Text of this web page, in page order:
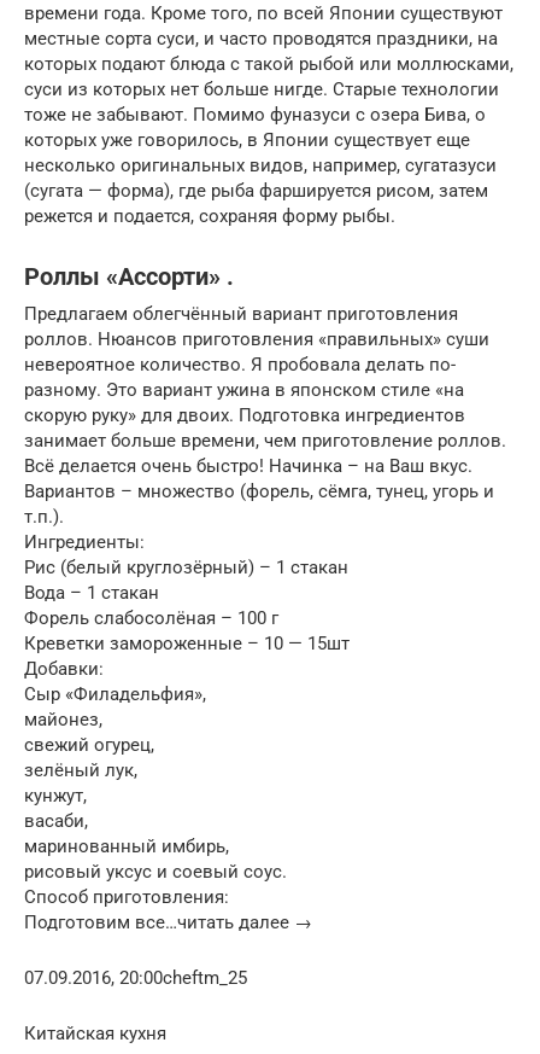
времени года. Кроме того, по всей Японии существуют
местные сорта суси, и часто проводятся праздники, на
которых подают блюда с такой рыбой или моллюсками,
суси из которых нет больше нигде. Старые технологии
тоже не забывают. Помимо фуназуси с озера Бива, о
которых уже говорилось, в Японии существует еще
несколько оригинальных видов, например, сугатазуси
(сугата — форма), где рыба фаршируется рисом, затем
режется и подается, сохраняя форму рыбы.
Роллы «Ассорти» .
Предлагаем облегчённый вариант приготовления
роллов. Нюансов приготовления «правильных» суши
невероятное количество. Я пробовала делать по-
разному. Это вариант ужина в японском стиле «на
скорую руку» для двоих. Подготовка ингредиентов
занимает больше времени, чем приготовление роллов.
Всё делается очень быстро! Начинка – на Ваш вкус.
Вариантов – множество (форель, сёмга, тунец, угорь и
т.п.).
Ингредиенты:
Рис (белый круглозёрный) – 1 стакан
Вода – 1 стакан
Форель слабосолёная – 100 г
Креветки замороженные – 10 — 15шт
Добавки:
Сыр «Филадельфия»,
майонез,
свежий огурец,
зелёный лук,
кунжут,
васаби,
маринованный имбирь,
рисовый уксус и соевый соус.
Способ приготовления:
Подготовим все…читать далее →
07.09.2016, 20:00cheftm_25
Китайская кухня